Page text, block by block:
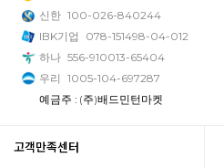
신한 100-026-840244
IBK기업
078-151498-04-012
하나 556-910013-65404
우리 1005-104-697287
예금주 : (주)배드민턴마켓
고객만족센터